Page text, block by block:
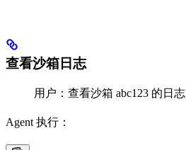
查看沙箱日志
用户：查看沙箱 abc123 的日志
Agent 执行：